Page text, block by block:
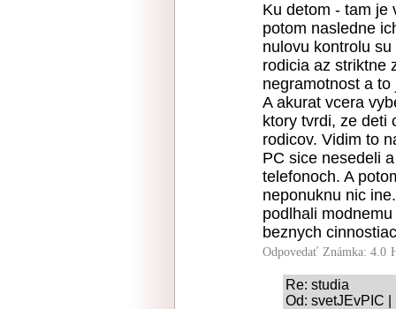
Ku detom - tam je
potom nasledne
nulovu kontrolu
rodicia az striktne
negramotnost a
A akurat vcera
ktory tvrdi, ze deti
rodicov. Vidim to
PC sice nesedeli
telefonoch. A
neponuknu nic
podlhali
beznych
Odpovedať Známka: 4.0
Re: studia
Od: svetJEvPIC